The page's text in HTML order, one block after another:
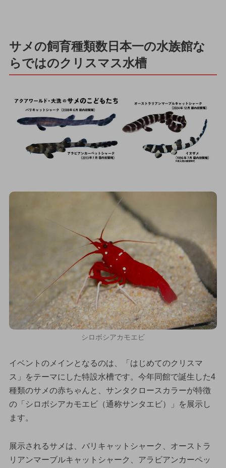
サメの飼育種類数日本一の水族館な
らではのクリスマス水槽
シロボシアカモエビ
イベントのメインとなるのは、「はじめてのクリスマ
ス」をテーマにした特設水槽です。今年同館で誕生した4
種類のサメの赤ちゃんと、サンタクロースカラーが特徴
の「シロボシアカモエビ（通称サンタエビ）」を展示し
ます。
展示されるサメは、バリキャットシャーク、オーストラ
リアンマーブルキャットシャーク、アラビアンカーペッ